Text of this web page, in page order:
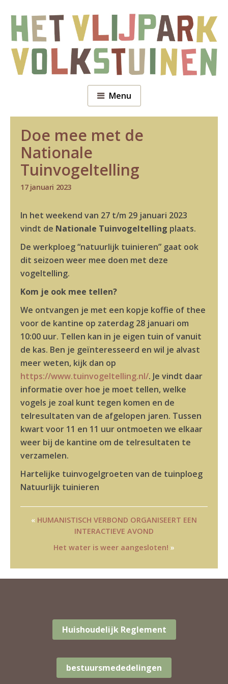
Menu
Doe mee met de
Nationale
Tuinvogeltelling
17 januari 2023
In het weekend van 27 t/m 29 januari 2023
vindt de Nationale Tuinvogeltelling plaats.
De werkploeg “natuurlijk tuinieren” gaat ook
dit seizoen weer mee doen met deze
vogeltelling.
Kom je ook mee tellen?
We ontvangen je met een kopje koffie of thee
voor de kantine op zaterdag 28 januari om
10:00 uur. Tellen kan in je eigen tuin of vanuit
de kas. Ben je geïnteresseerd en wil je alvast
meer weten, kijk dan op
https://www.tuinvogeltelling.nl/. Je vindt daar
informatie over hoe je moet tellen, welke
vogels je zoal kunt tegen komen en de
telresultaten van de afgelopen jaren. Tussen
kwart voor 11 en 11 uur ontmoeten we elkaar
weer bij de kantine om de telresultaten te
verzamelen.
Hartelijke tuinvogelgroeten van de tuinploeg
Natuurlijk tuinieren
« HUMANISTISCH VERBOND ORGANISEERT EEN
INTERACTIEVE AVOND
Het water is weer aangesloten! »
Huishoudelijk Reglement
bestuursmededelingen